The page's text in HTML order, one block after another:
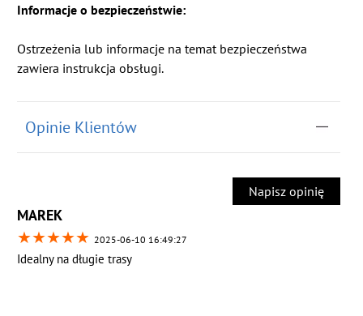
Informacje o bezpieczeństwie:
Ostrzeżenia lub informacje na temat bezpieczeństwa
zawiera instrukcja obsługi.
Opinie Klientów
Napisz opinię
MAREK
★★★★★ 2025-06-10 16:49:27
Idealny na długie trasy